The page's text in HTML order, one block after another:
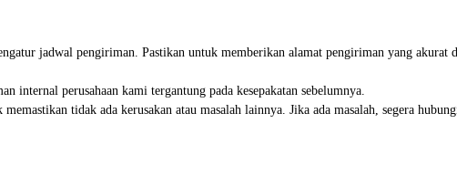
jadwal pengiriman. Pastikan untuk memberikan alamat pengiriman yang akurat
internal perusahaan kami tergantung pada kesepakatan sebelumnya.
tidak ada kerusakan atau masalah lainnya. Jika ada masalah, segera